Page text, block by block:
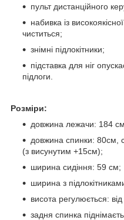
пульт дистанційного
набивка із
чиститься;
знімні підлокітники;
підставка для ніг
підлоги.
Розміри:
довжина лежачи: 184
довжина спинки: 80см,
(з висунутим +15см);
ширина сидіння: 59 см;
ширина з
висота регулюється:
задня спинка